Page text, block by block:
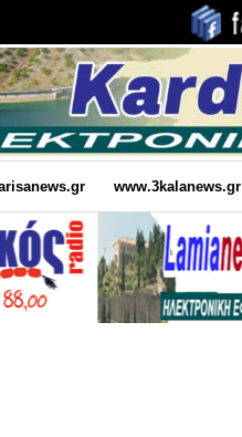
www.3kalanews.gr